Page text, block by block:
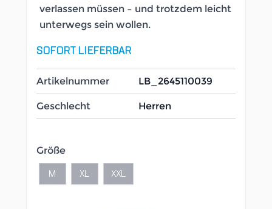
verlassen müssen – und trotzdem leicht
unterwegs sein wollen.
SOFORT LIEFERBAR
Artikelnummer LB_2645110039
Geschlecht Herren
Größe
M XL XXL